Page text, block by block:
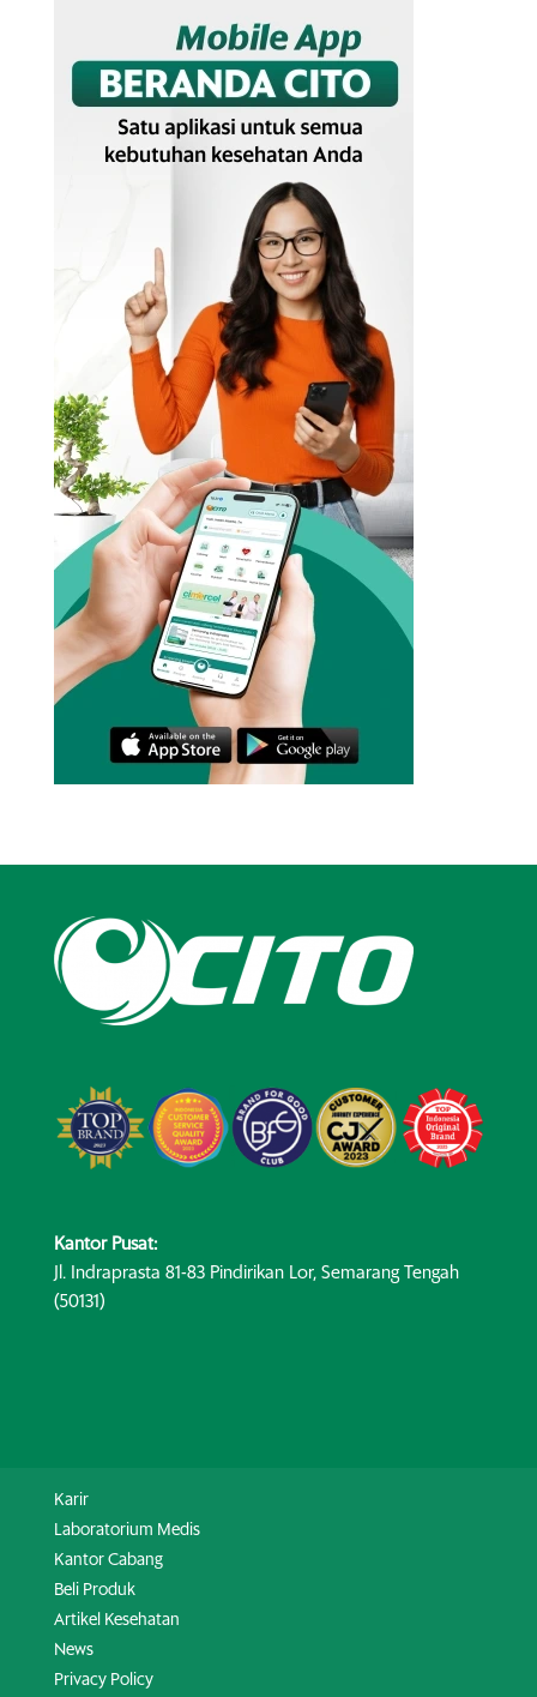
Kantor Pusat:
Jl. Indraprasta 81-83 Pindirikan Lor, Semarang Tengah
(50131)
Karir
Laboratorium Medis
Kantor Cabang
Beli Produk
Artikel Kesehatan
News
Privacy Policy